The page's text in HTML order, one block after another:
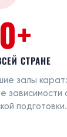
СТРАНЕ
залы
зависимости
подготовки.